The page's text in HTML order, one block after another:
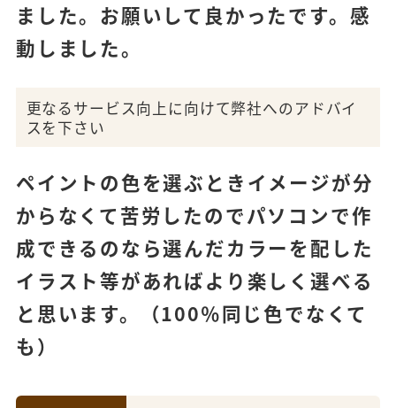
ました。お願いして良かったです。感
動しました。
更なるサービス向上に向けて弊社へのアドバイ
スを下さい
ペイントの色を選ぶときイメージが分
からなくて苦労したのでパソコンで作
成できるのなら選んだカラーを配した
イラスト等があればより楽しく選べる
と思います。（100％同じ色でなくて
も）